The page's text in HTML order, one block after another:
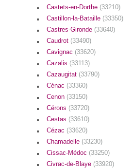
Castets-en-Dorthe (33210)
Castillon-la-Bataille (33350)
Castres-Gironde (33640)
Caudrot (33490)
Cavignac (33620)
Cazalis (33113)
Cazaugitat (33790)
Cénac (33360)
Cenon (33150)
Cérons (33720)
Cestas (33610)
Cézac (33620)
Chamadelle (33230)
Cissac-Médoc (33250)
Civrac-de-Blaye (33920)